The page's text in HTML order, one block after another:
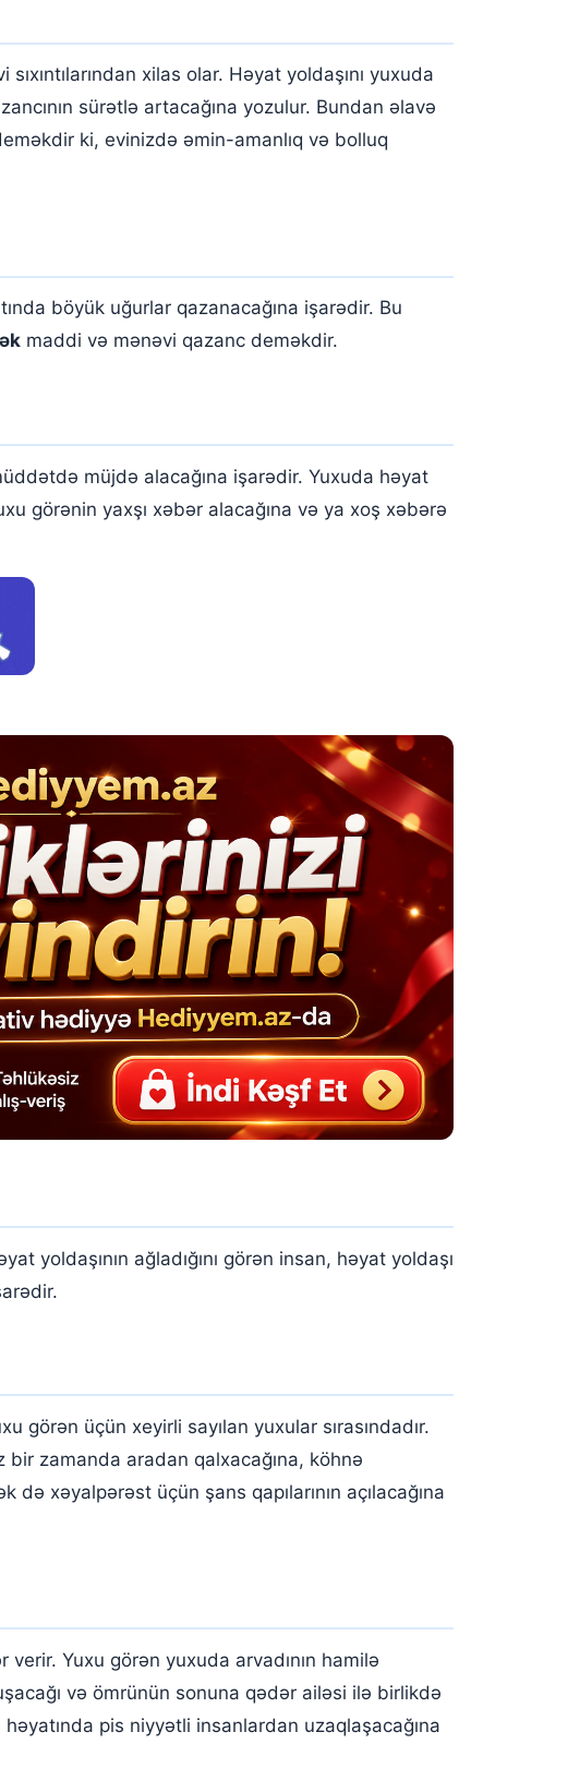
xilas olar. Həyat yoldaşını yuxuda
sürətlə artacağına yozulur. Bundan əlavə
ki, evinizdə əmin-amanlıq və bolluq
böyük uğurlar qazanacağına işarədir. Bu
maddi və mənəvi qazanc deməkdir.
müjdə alacağına işarədir. Yuxuda həyat
görənin yaxşı xəbər alacağına və ya xoş xəbərə
yoldaşının ağladığını görən insan, həyat yoldaşı
üçün xeyirli sayılan yuxular sırasındadır.
bir zamanda aradan qalxacağına, köhnə
də xəyalpərəst üçün şans qapılarının açılacağına
Yuxu görən yuxuda arvadının hamilə
və ömrünün sonuna qədər ailəsi ilə birlikdə
pis niyyətli insanlardan uzaqlaşacağına